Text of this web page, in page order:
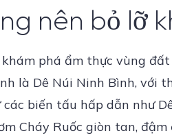
nên bỏ lỡ
phá ẩm thực vùng
là Dê Núi Ninh Bình, với
biến tấu hấp dẫn như
Cháy Ruốc giòn tan,